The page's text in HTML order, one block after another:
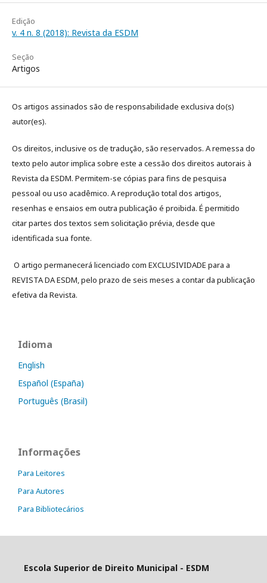
Edição
v. 4 n. 8 (2018): Revista da ESDM
Seção
Artigos
Os artigos assinados são de responsabilidade exclusiva do(s)
autor(es).
Os direitos, inclusive os de tradução, são reservados. A remessa do
texto pelo autor implica sobre este a cessão dos direitos autorais à
Revista da ESDM. Permitem-se cópias para fins de pesquisa
pessoal ou uso acadêmico. A reprodução total dos artigos,
resenhas e ensaios em outra publicação é proibida. É permitido
citar partes dos textos sem solicitação prévia, desde que
identificada sua fonte.
O artigo permanecerá licenciado com EXCLUSIVIDADE para a
REVISTA DA ESDM, pelo prazo de seis meses a contar da publicação
efetiva da Revista.
Idioma
English
Español (España)
Português (Brasil)
Informações
Para Leitores
Para Autores
Para Bibliotecários
Escola Superior de Direito Municipal - ESDM